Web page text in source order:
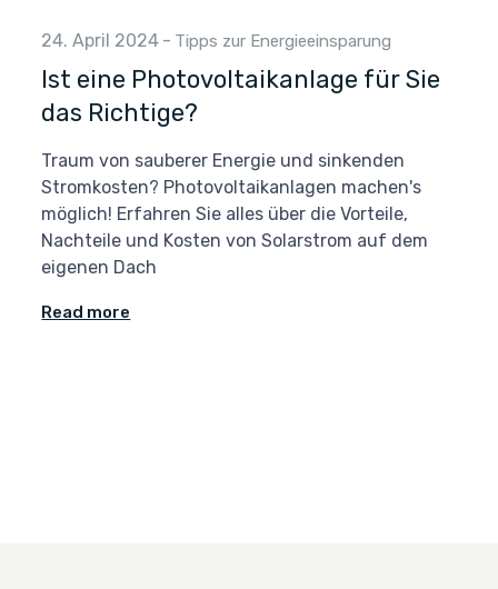
24. April 2024 - Tipps zur Energieeinsparung
Ist eine Photovoltaikanlage für Sie
das Richtige?
Traum von sauberer Energie und sinkenden
Stromkosten? Photovoltaikanlagen machen's
möglich! Erfahren Sie alles über die Vorteile,
Nachteile und Kosten von Solarstrom auf dem
eigenen Dach
Read more